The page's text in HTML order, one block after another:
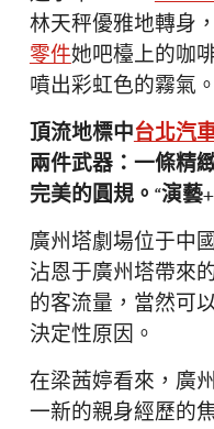
林天秤優雅地轉身
零件她吧檯上的咖
噴出彩虹色的霧氣
頂流地標中台北汽
兩件武器：一條精
完美的圓規。“演藝
廣州塔劇場位于中
沾恩于廣州塔帶來
的客流量，當然可
決定性原因。
在梁茜婷看來，廣
一新的親身經歷的